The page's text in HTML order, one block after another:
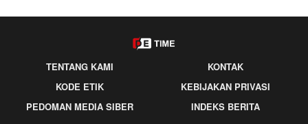
TENTANG KAMI
KONTAK
KODE ETIK
KEBIJAKAN PRIVASI
PEDOMAN MEDIA SIBER
INDEKS BERITA